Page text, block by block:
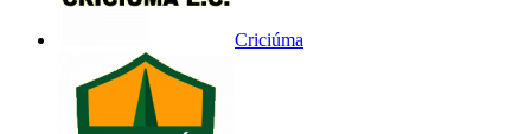
Criciúma